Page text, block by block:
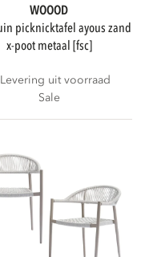
WOOOD
x-poot metaal [fsc]
Levering uit voorraad
Sale